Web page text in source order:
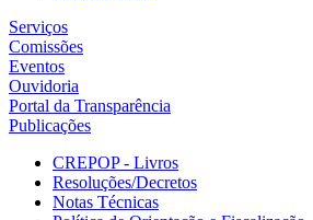
Serviços
Comissões
Eventos
Ouvidoria
Portal da Transparência
Publicações
CREPOP - Livros
Resoluções/Decretos
Notas Técnicas